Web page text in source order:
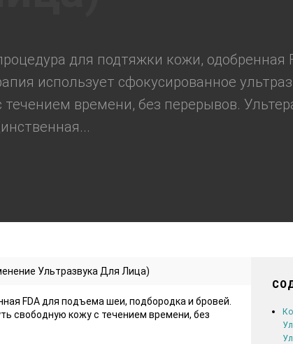
для подтяжки кожи, одобренная
использует сфокусированное
времени, без перерывов.
Ультразвука Для Лица)
FDA для подъема шеи, подбородка и бровей.
свободную кожу с течением времени, без